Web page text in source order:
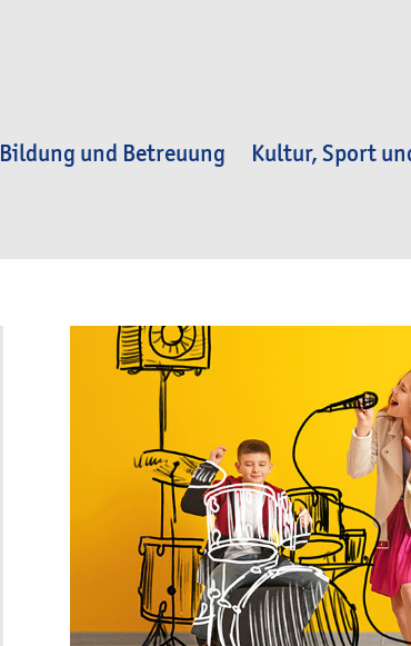
Bildung und Betreuung Kultur, Sport